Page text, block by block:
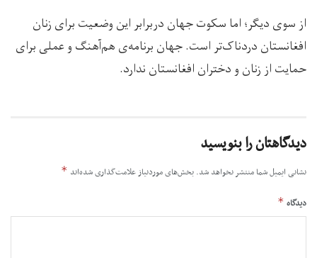
از سوی دیگر؛ اما سکوت جهان دربرابر این وضعیت برای زنان
افغانستان دردناک‌تر است. جهان برنامه‌ی هم‌آهنگ و عملی برای
حمایت از زنان و دختران افغانستان ندارد.
دیدگاهتان را بنویسید
نشانی ایمیل شما منتشر نخواهد شد. بخش‌های موردنیاز علامت‌گذاری شده‌اند *
دیدگاه *